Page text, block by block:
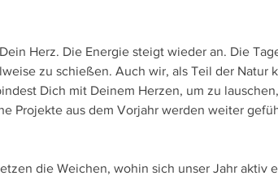
Herz. Die Energie steigt wieder an. Die
zu schießen. Auch wir, als Teil der Natur
Dich mit Deinem Herzen, um zu
Projekte aus dem Vorjahr werden weiter
die Weichen, wohin sich unser Jahr aktiv